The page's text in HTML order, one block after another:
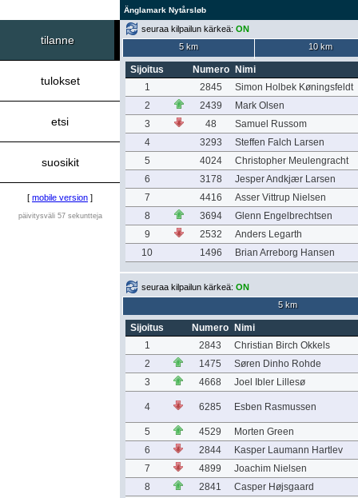
Änglamark Nytårsløb
tilanne
tulokset
etsi
suosikit
[ mobile version ]
päivitysväli 57 sekuntteja
seuraa kilpailun kärkeä: ON
5 km
10 km
Sijoitus Numero
Nimi
1
2845
Simon Holbek Køningsfeldt
2
2439
Mark Olsen
3
48
Samuel Russom
4
3293
Steffen Falch Larsen
5
4024
Christopher Meulengracht
6
3178
Jesper Andkjær Larsen
7
4416
Asser Vittrup Nielsen
8
3694
Glenn Engelbrechtsen
9
2532
Anders Legarth
10
1496 Brian Arreborg Hansen
seuraa kilpailun kärkeä: ON
5 km
Sijoitus Numero
Nimi
1
2843
Christian Birch Okkels
2
1475
Søren Dinho Rohde
3
4668 Joel Ibler Lillesø
4 6285 Esben Rasmussen
5 4529
Morten Green
6
2844
Kasper Laumann Hartlev
7
4899
Joachim Nielsen
8
2841
Casper Højsgaard